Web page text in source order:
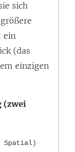
sich
ein
(das
einzigen
(zwei
Spatial)